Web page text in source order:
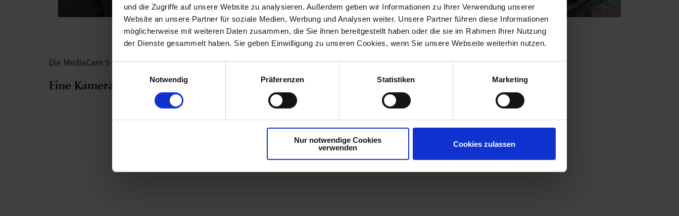
und die Zugriffe auf unsere Website zu analysieren. Außerdem geben wir Informationen zu Ihrer Verwendung unserer
Website an unsere Partner für soziale Medien, Werbung und Analysen weiter. Unsere Partner führen diese Informationen
möglicherweise mit weiteren Daten zusammen, die Sie ihnen bereitgestellt haben oder die sie im Rahmen Ihrer Nutzung
der Dienste gesammelt haben. Sie geben Einwilligung zu unseren Cookies, wenn Sie unsere Webseite weiterhin nutzen.
Notwendig
Präferenzen Statistiken Marketing
Nur notwendige Cookies
verwenden
Cookies zulassen
MediaCam 5 Salzburg - Schloss Mirabell
26. März 2024 (Nacht / Vollmond)
Die MediaCam 5 aus dem Hause feratel ist die optimale Wahl für alle, die Qualität und Leistung in der visuellen Präsentation suchen.
Eine Kamera, ein Panorama, kein Kompromiss!